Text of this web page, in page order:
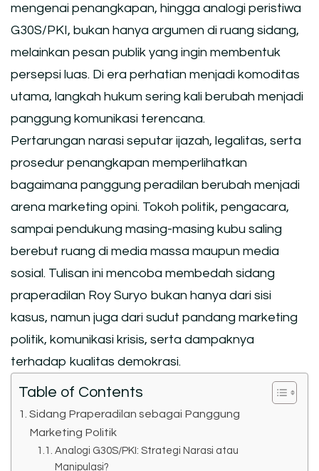
mengenai penangkapan, hingga analogi peristiwa
G30S/PKI, bukan hanya argumen di ruang sidang,
melainkan pesan publik yang ingin membentuk
persepsi luas. Di era perhatian menjadi komoditas
utama, langkah hukum sering kali berubah menjadi
panggung komunikasi terencana.
Pertarungan narasi seputar ijazah, legalitas, serta
prosedur penangkapan memperlihatkan
bagaimana panggung peradilan berubah menjadi
arena marketing opini. Tokoh politik, pengacara,
sampai pendukung masing-masing kubu saling
berebut ruang di media massa maupun media
sosial. Tulisan ini mencoba membedah sidang
praperadilan Roy Suryo bukan hanya dari sisi
kasus, namun juga dari sudut pandang marketing
politik, komunikasi krisis, serta dampaknya
terhadap kualitas demokrasi.
Table of Contents
Sidang Praperadilan sebagai Panggung
Marketing Politik
Analogi G30S/PKI: Strategi Narasi atau
Manipulasi?